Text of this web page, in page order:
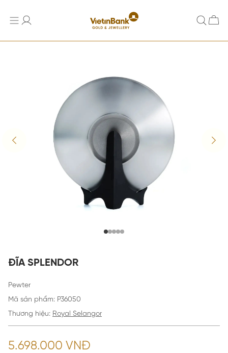
ĐĨA SPLENDOR
Pewter
Mã sản phẩm: P36050
Thương hiệu: Royal Selangor
5.698.000 VNĐ